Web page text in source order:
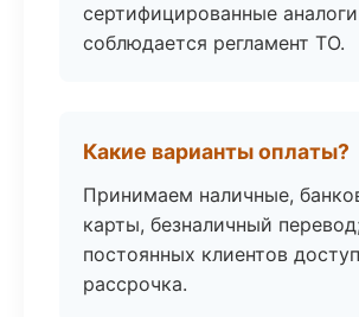
сертифицированные
соблюдается регламент ТО.
Какие варианты оплаты?
Принимаем наличные,
карты, безналичный
постоянных клиентов
рассрочка.